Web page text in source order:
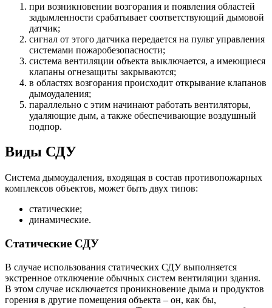
при возникновении возгорания и появления областей
задымленности срабатывает соответствующий дымовой
датчик;
сигнал от этого датчика передается на пульт управления
системами пожаробезопасности;
система вентиляции объекта выключается, а имеющиеся
клапаны огнезащиты закрываются;
в областях возгорания происходит открывание клапанов
дымоудаления;
параллельно с этим начинают работать вентиляторы,
удаляющие дым, а также обеспечивающие воздушный
подпор.
Виды СДУ
Система дымоудаления, входящая в состав противопожарных
комплексов объектов, может быть двух типов:
статические;
динамические.
Статические СДУ
В случае использования статических СДУ выполняется
экстренное отключение обычных систем вентиляции здания.
В этом случае исключается проникновение дыма и продуктов
горения в другие помещения объекта – он, как бы,